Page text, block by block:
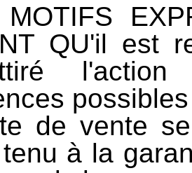
QU'il est
de vente
à la